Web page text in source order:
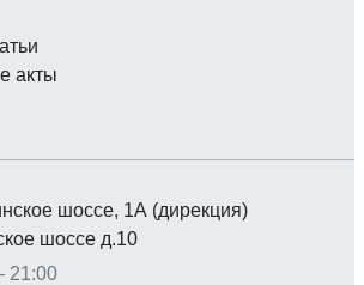
шоссе, 1А (дирекция)
шоссе д.10
21:00
акты